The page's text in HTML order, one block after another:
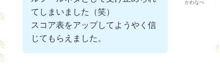
かわなべ
てしまいました（笑）
スコア表をアップしてようやく信
じてもらえました。